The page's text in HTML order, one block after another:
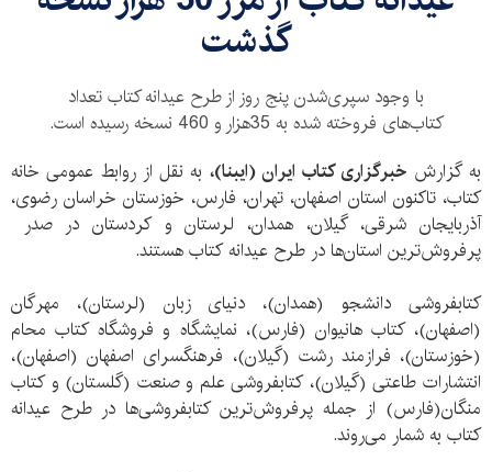
گذشت
با وجود سپری‌شدن پنج روز از طرح عیدانه کتاب تعداد
کتاب‌های فروخته شده به 35هزار و 460 نسخه رسیده است.
به گزارش خبرگزاری کتاب ایران (ایبنا)، به نقل از روابط عمومی خانه
کتاب، تاکنون استان اصفهان، تهران، فارس، خوزستان خراسان رضوی،
آذربایجان شرقی، گیلان، همدان، لرستان و کردستان در صدر
پرفروش‌ترین استان‌ها در طرح عیدانه کتاب هستند.
کتابفروشی دانشجو (همدان)، دنیای زبان (لرستان)، مهرگان
(اصفهان)، کتاب هانیوان (فارس)، نمایشگاه و فروشگاه کتاب محام
(خوزستان)، فرازمند رشت (گیلان)، فرهنگسرای اصفهان (اصفهان)،
انتشارات طاعتی (گیلان)، کتابفروشی علم و صنعت (گلستان) و کتاب
منگان(فارس) از جمله پرفروش‌ترین کتابفروشی‌ها در طرح عیدانه
کتاب به شمار می‌روند.